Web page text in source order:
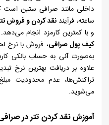
داخلی مانند صرافی ستین است
ساعته، فرآیندنقد کردن و فروش
و با کمترین کارمزد انجام
کیف پول صرافی، فروش با نرخ
به‌صورت آنی به حساب بانکی
علاوه بر دریافت بهترین نرخ
تراکنش‌ها، عدم محدودیت
می‌شوید.
آموزش نقد کردن تتر در